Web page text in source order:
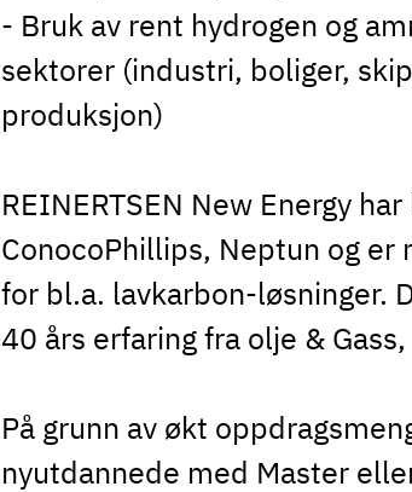
- Bruk av rent hydrogen og
sektorer (industri, boliger,
produksjon)
REINERTSEN New Energy
ConocoPhillips, Neptun og
for bl.a. lavkarbon-løsninger.
40 års erfaring fra olje &
På grunn av økt
nyutdannede med Master